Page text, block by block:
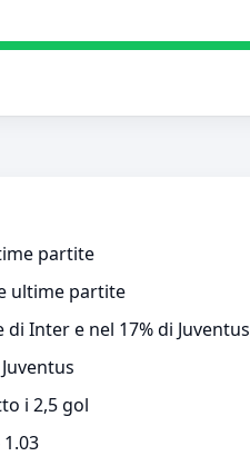
partite
ultime partite
Inter e nel 17% di Juventus
i 2,5 gol